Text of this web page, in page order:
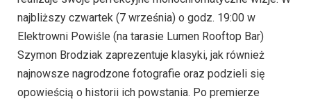
najbliższy czwartek (7 września) o godz. 19:00 w
Elektrowni Powiśle (na tarasie Lumen Rooftop Bar)
Szymon Brodziak zaprezentuje klasyki, jak również
najnowsze nagrodzone fotografie oraz podzieli się
opowieścią o historii ich powstania. Po premierze